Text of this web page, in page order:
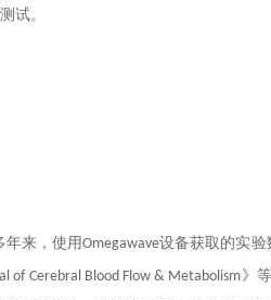
试。
来，使用Omegawave设备获取的实验
of Cerebral Blood Flow & Metabolism